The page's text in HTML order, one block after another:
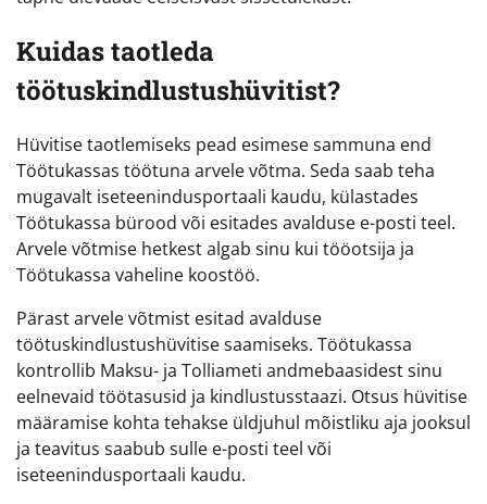
Kuidas taotleda
töötuskindlustushüvitist?
Hüvitise taotlemiseks pead esimese sammuna end
Töötukassas töötuna arvele võtma. Seda saab teha
mugavalt iseteenindusportaali kaudu, külastades
Töötukassa bürood või esitades avalduse e-posti teel.
Arvele võtmise hetkest algab sinu kui tööotsija ja
Töötukassa vaheline koostöö.
Pärast arvele võtmist esitad avalduse
töötuskindlustushüvitise saamiseks. Töötukassa
kontrollib Maksu- ja Tolliameti andmebaasidest sinu
eelnevaid töötasusid ja kindlustusstaazi. Otsus hüvitise
määramise kohta tehakse üldjuhul mõistliku aja jooksul
ja teavitus saabub sulle e-posti teel või
iseteenindusportaali kaudu.